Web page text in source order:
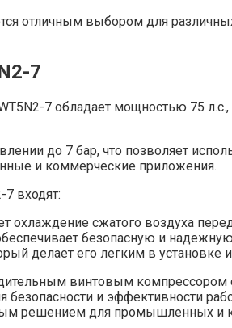
отличным выбором для
7
7 обладает мощностью 75
до 7 бар, что позволяет
и коммерческие приложения.
входят:
охлаждение сжатого воздуха
безопасную и
делает его легким в установке
винтовым
и эффективности
решением для промышленных и